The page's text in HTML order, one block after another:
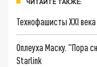
Технофашисты XXI века
Оплеуха Маску. "Пора
Starlink